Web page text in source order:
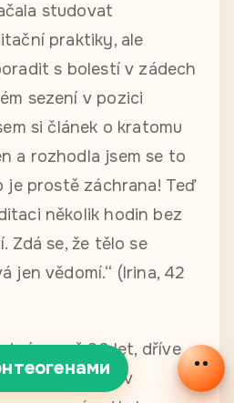
studovat
praktiky, ale
s bolestí v zádech
sezení v pozici
si článek o kratomu
a rozhodla jsem se to
prostě záchrana! Teď
několik hodin bez
Zdá se, že tělo se
jen vědomí.“ (Irina, 42
více než 20 let, dříve
klášteře v